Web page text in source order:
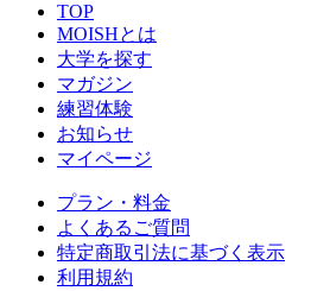
TOP
MOISHとは
大学を探す
マガジン
練習体験
お知らせ
マイページ
プラン・料金
よくあるご質問
特定商取引法に基づく表示
利用規約